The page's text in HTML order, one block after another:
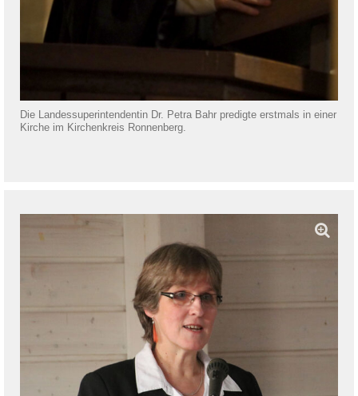
Die Landessuperintendentin Dr. Petra Bahr predigte erstmals in einer
Kirche im Kirchenkreis Ronnenberg.